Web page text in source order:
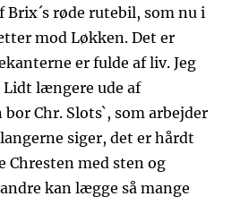
Brix´s røde rutebil, som nu i
mod Løkken. Det er
er fulde af liv. Jeg
længere ude af
Chr. Slots`, som arbejder
siger, det er hårdt
Chresten med sten og
kan lægge så mange